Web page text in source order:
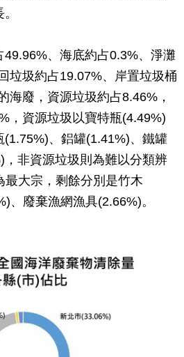
、海底約占0.3%、淨灘
垃圾約占19.07%、岸置垃圾桶
海廢，資源垃圾約占8.46%，
，資源垃圾以寶特瓶(4.49%)
、鋁罐(1.41%)、鐵罐
，非資源垃圾則為難以分類辨
最大宗，剩餘分別是竹木
、廢棄漁網漁具(2.66%)。